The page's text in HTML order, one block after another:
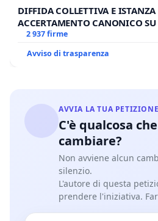
DIFFIDA COLLETTIVA E
ACCERTAMENTO CANONICO
2 937 firme
Avviso di trasparenza
AVVIA LA TUA PETIZIONE
C'è qualcosa
cambiare?
Non avviene alcun
silenzio.
L'autore di questa
prendere l'iniziativa.